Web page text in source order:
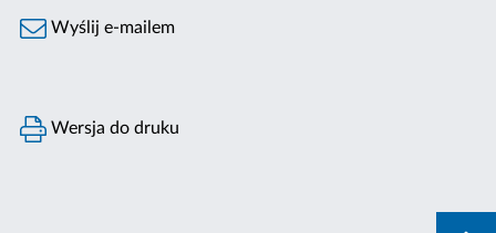
Wyślij e-mailem
Wersja do druku